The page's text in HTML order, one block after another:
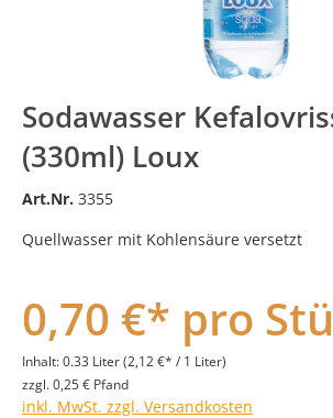
Sodawasser
(330ml) Loux
Art.Nr. 3355
Quellwasser mit Kohlensäure versetzt
0,70 €* pro
Inhalt:0.33 Liter(2,12 €* / 1 Liter)
zzgl. 0,25 € Pfand
inkl. MwSt. zzgl. Versandkosten